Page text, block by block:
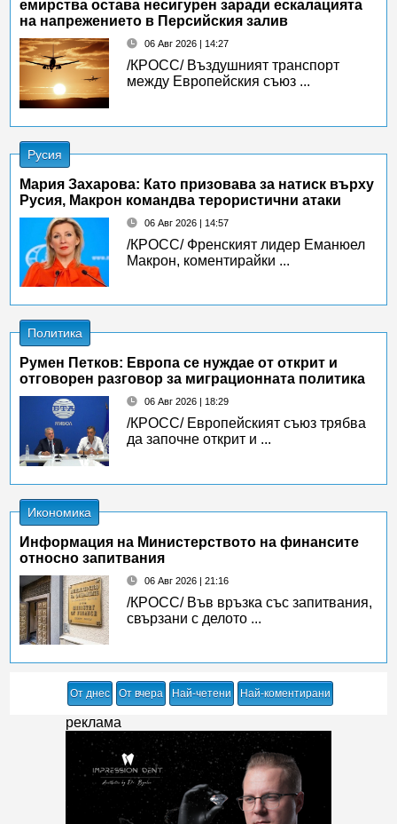
емирства остава несигурен заради ескалацията
на напрежението в Персийския залив
06 Авг 2026 | 14:27
/КРОСС/ Въздушният транспорт
между Европейския съюз ...
Русия
Мария Захарова: Като призовава за натиск върху
Русия, Макрон командва терористични атаки
06 Авг 2026 | 14:57
/КРОСС/ Френският лидер Еманюел
Макрон, коментирайки ...
Политика
Румен Петков: Европа се нуждае от открит и
отговорен разговор за миграционната политика
06 Авг 2026 | 18:29
/КРОСС/ Европейският съюз трябва
да започне открит и ...
Икономика
Информация на Министерството на финансите
относно запитвания
06 Авг 2026 | 21:16
/КРОСС/ Във връзка със запитвания,
свързани с делото ...
От днес От вчера Най-четени Най-коментирани
реклама